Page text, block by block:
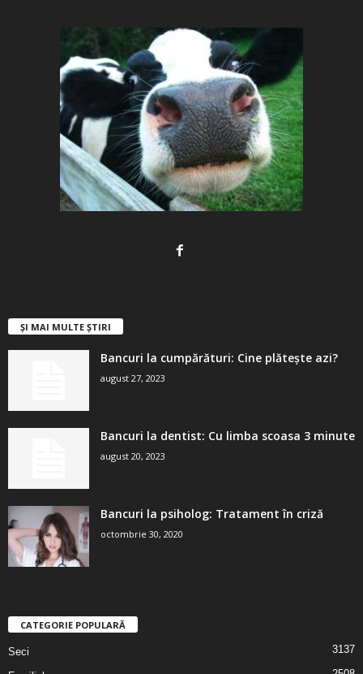
ȘI MAI MULTE ȘTIRI
Bancuri la cumpărături: Cine plătește azi?
august 27, 2023
Bancuri la dentist: Cu limba scoasa 3 minute
august 20, 2023
Bancuri la psiholog: Tratament în criză
octombrie 30, 2020
CATEGORIE POPULARĂ
Seci 3137